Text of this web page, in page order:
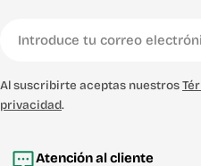
electrónico
Al suscribirte aceptas nuestros
privacidad.
Atención al cliente